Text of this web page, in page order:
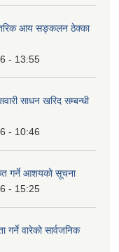
आय सङ्कलन ठेक्का
- 13:55
साधन खरिद सम्बन्धी
- 10:46
गर्ने आशयको सूचना
- 15:25
वारेको सार्वजनिक